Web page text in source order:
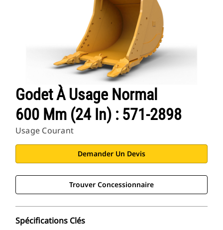
Godet À Usage Normal
600 Mm (24 In) : 571-2898
Usage Courant
Demander Un Devis
Trouver Concessionnaire
Spécifications Clés